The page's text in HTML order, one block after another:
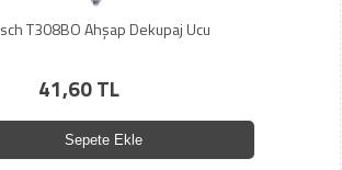
T308BO Ahşap Dekupaj Ucu
41,60 TL
Sepete Ekle